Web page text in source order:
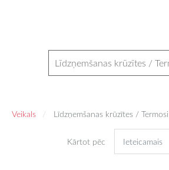
Līdzņemšanas krūzītes /
Veikals Līdzņemšanas krūzītes / Termosi
Kārtot pēc